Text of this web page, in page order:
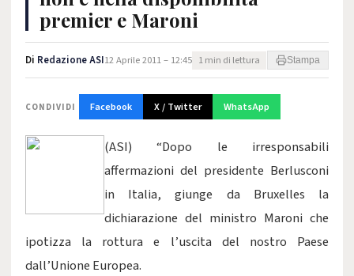
premier e Maroni
Di Redazione ASI12 Aprile 2011 – 12:45 1 min di lettura Stampa
CONDIVIDI Facebook X / Twitter WhatsApp
(ASI) “Dopo le irresponsabili
affermazioni del presidente Berlusconi
in Italia, giunge da Bruxelles la
dichiarazione del ministro Maroni che
ipotizza la rottura e l’uscita del nostro Paese
dall’Unione Europea.